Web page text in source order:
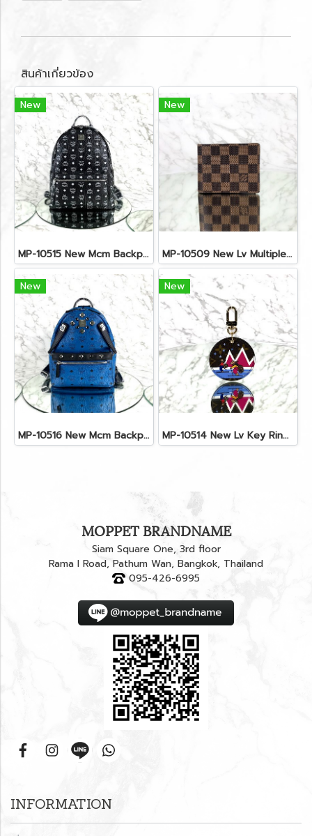
สินค้าเกี่ยวข้อง
New
MP-10515 New Mcm Backpack Size M Black Shw
New
MP-10509 New Lv Multiple Men Wallet Damier
New
MP-10516 New Mcm Backpack Small Blue/Black Shw
New
MP-10514 New Lv Key Ring Chrismas 2018 Monogram Ghw
MOPPET BRANDNAME
Siam Square One, 3rd floor
Rama I Road, Pathum Wan, Bangkok, Thailand
095-426-6995
INFORMATION